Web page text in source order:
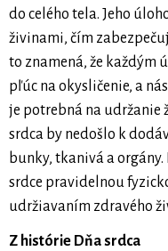
do celého tela. Jeho
živinami, čím
to znamená, že každým
pľúc na okysličenie, a
je potrebná na udržanie
srdca by nedošlo k
bunky, tkanivá a
srdce pravidelnou
udržiavaním zdravého
Z histórie Dňa srdca